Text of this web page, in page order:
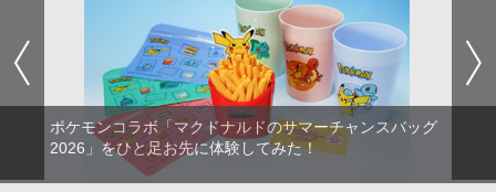
ポケモンコラボ「マクドナルドのサマーチャンスバッグ
2026」をひと足お先に体験してみた！